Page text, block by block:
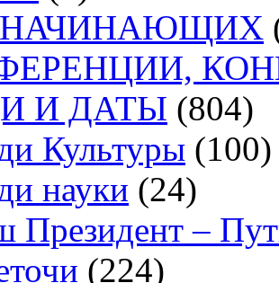
И ДАТЫ (804)
Культуры (100)
науки (24)
Президент –
(224)